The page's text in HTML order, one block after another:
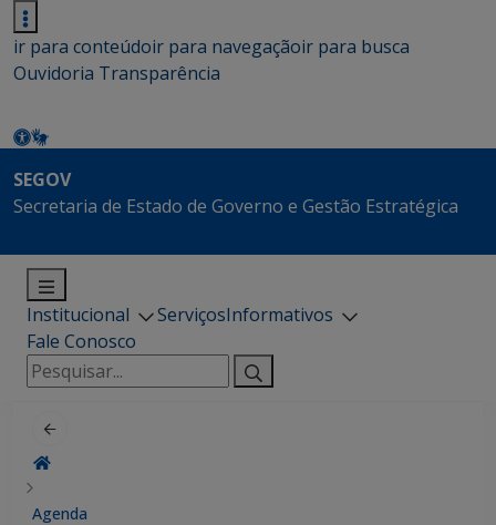
ir para conteúdoir para navegaçãoir para busca
Ouvidoria Transparência
SEGOV
Secretaria de Estado de Governo e Gestão Estratégica
Institucional ServiçosInformativos
Fale Conosco
Pesquisar
por:
Agenda